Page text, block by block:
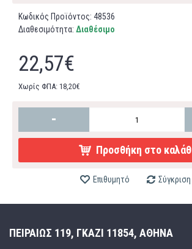
Κωδικός Προϊόντος: 48536
Διαθεσιμότητα: Διαθέσιμο
22,57€
Χωρίς ΦΠΑ: 18,20€
-
Προσθήκη στο
Επιθυμητό Σύγκριση
ΠΕΙΡΑΙΩΣ 119, ΓΚΑΖΙ 11854, ΑΘΗΝΑ